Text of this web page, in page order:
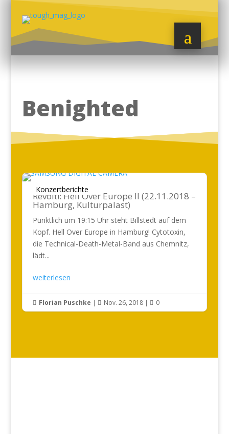
Benighted
Konzertberichte
Revolt!: Hell Over Europe II (22.11.2018 –
Hamburg, Kulturpalast)
Pünktlich um 19:15 Uhr steht Billstedt auf dem
Kopf. Hell Over Europe in Hamburg! Cytotoxin,
die Technical-Death-Metal-Band aus Chemnitz,
lädt...
weiterlesen
 Florian Puschke |  Nov. 26, 2018|  0